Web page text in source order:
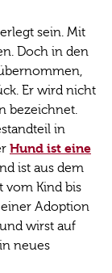
sein. Mit
Doch in den
Er wird nicht
bezeichnet.
in
Hund ist eine
ist aus dem
vom Kind bis
einer Adoption
wirst auf
neues